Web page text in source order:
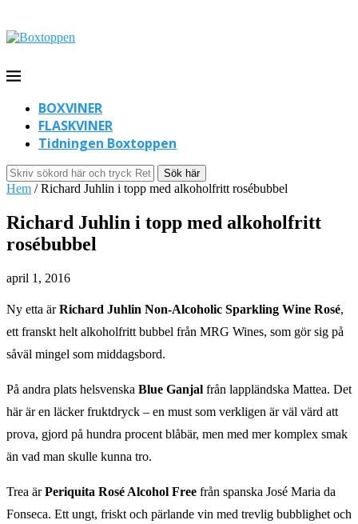
BOXVINER
FLASKVINER
Tidningen Boxtoppen
Sök här
Hem /Richard Juhlin i topp med alkoholfritt rosébubbel
Richard Juhlin i topp med alkoholfritt
rosébubbel
april 1, 2016
Ny etta ärRichard Juhlin Non-Alcoholic Sparkling Wine Rosé,
ett franskt helt alkoholfritt bubbel från MRG Wines, som gör sig på
såväl mingel som middagsbord.
På andra plats helsvenska Blue Ganjal från lappländska Mattea. Det
här är en läcker fruktdryck – en must som verkligen är väl värd att
prova, gjord på hundra procent blåbär, men med mer komplex smak
än vad man skulle kunna tro.
Trea ärPeriquita Rosé Alcohol Free från spanska José Maria da
Fonseca. Ett ungt, friskt och pärlande vin med trevlig bubblighet och